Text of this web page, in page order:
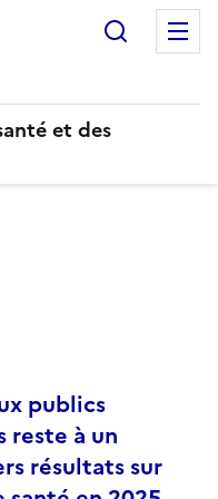
et des
publics
reste à un
résultats sur